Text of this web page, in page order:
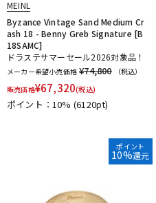
MEINL
Byzance Vintage Sand Medium Cr
ash 18 - Benny Greb Signature [B
18SAMC]
ドラステサマーセール2026対象品！
メーカー希望小売価格 ¥74,800
（税込）
販売価格¥67,320(税込)
ポイント：10% (6120pt)
ポイント
10%還元